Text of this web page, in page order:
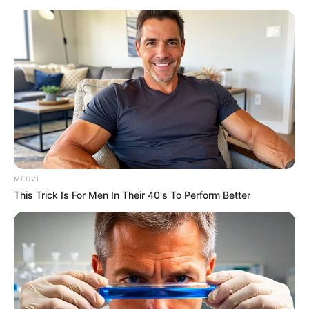
Yeni təyin olunan müavin KİMDİR?
—FOTO
Zaur İbrahimli:Güclü polis hər birimizin
əmin-amanlığıdır
MEDVI
This Trick Is For Men In Their 40's To Perform Better